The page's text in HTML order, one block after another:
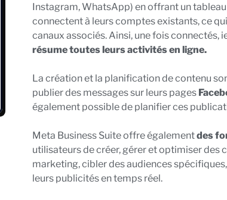
Instagram, WhatsApp) en offrant un
connectent à leurs comptes existants, ce
canaux associés. Ainsi, une fois connectés,
résume toutes leurs activités en ligne.
La création et la planification de contenu
publier des messages sur leurs pages
également possible de planifier ces
Meta Business Suite offre égalementdes
utilisateurs de créer, gérer et optimiser
marketing, cibler des audiences
leurs publicités en temps réel.